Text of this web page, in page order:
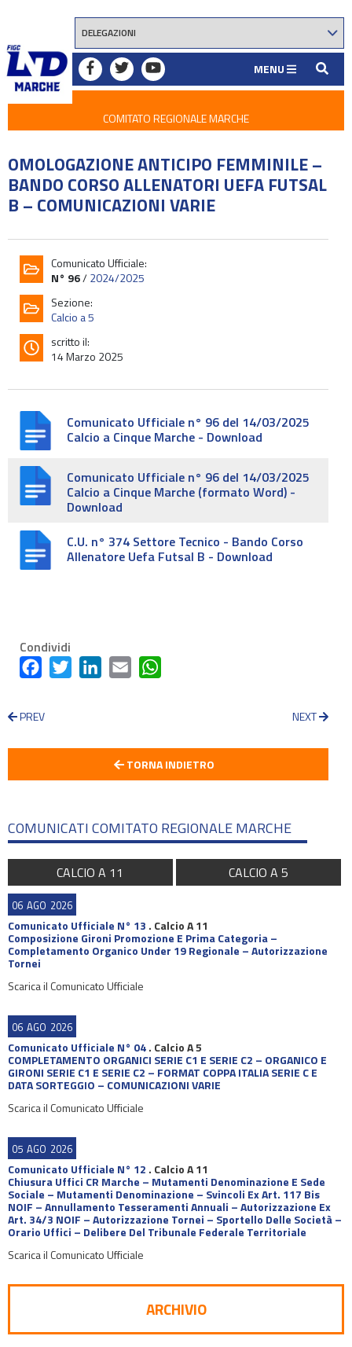
MENU
COMITATO REGIONALE MARCHE
OMOLOGAZIONE ANTICIPO FEMMINILE –
BANDO CORSO ALLENATORI UEFA FUTSAL
B – COMUNICAZIONI VARIE
Comunicato Ufficiale:
N° 96/2024/2025
Sezione:
Calcio a 5
scritto il:
14 Marzo 2025
Comunicato Ufficiale n° 96 del 14/03/2025
Calcio a Cinque Marche - Download
Comunicato Ufficiale n° 96 del 14/03/2025
Calcio a Cinque Marche (formato Word) -
Download
C.U. n° 374 Settore Tecnico - Bando Corso
Allenatore Uefa Futsal B - Download
Condividi
FacebookTwitter LinkedInEmail
PREV NEXT
TORNA INDIETRO
COMUNICATI COMITATO REGIONALE MARCHE
CALCIO A 11 CALCIO A 5
06 AGO 2026
Comunicato Ufficiale N° 13 . Calcio A 11
Composizione Gironi Promozione E Prima Categoria –
Completamento Organico Under 19 Regionale – Autorizzazione
Tornei
Scarica il Comunicato Ufficiale
06 AGO 2026
Comunicato Ufficiale N° 04. Calcio A 5
COMPLETAMENTO ORGANICI SERIE C1 E SERIE C2 – ORGANICO E
GIRONI SERIE C1 E SERIE C2 – FORMAT COPPA ITALIA SERIE C E
DATA SORTEGGIO – COMUNICAZIONI VARIE
Scarica il Comunicato Ufficiale
05 AGO 2026
Comunicato Ufficiale N° 12 . Calcio A 11
Chiusura Uffici CR Marche – Mutamenti Denominazione E Sede
Sociale – Mutamenti Denominazione – Svincoli Ex Art. 117 Bis
NOIF – Annullamento Tesseramenti Annuali – Autorizzazione Ex
Art. 34/3 NOIF – Autorizzazione Tornei – Sportello Delle Società –
Orario Uffici – Delibere Del Tribunale Federale Territoriale
Scarica il Comunicato Ufficiale
ARCHIVIO